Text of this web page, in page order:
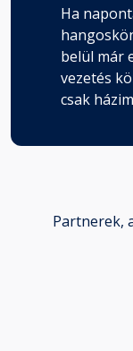
Fejezet
54. fejezet
Fejezet
Fejezet
Fejezet
Ha
belül már
vezetés
csak
Partnerek,